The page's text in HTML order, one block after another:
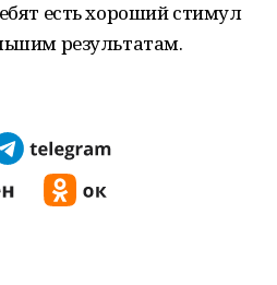
есть хороший стимул
результатам.